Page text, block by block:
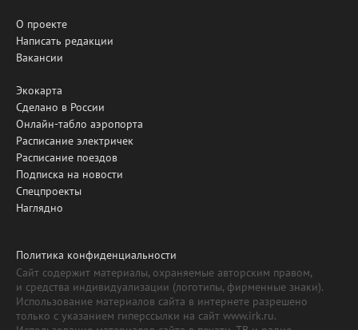
О проекте
Написать редакции
Вакансии
Экокарта
Сделано в России
Онлайн-табло аэропорта
Расписание электричек
Расписание поездов
Подписка на новости
Спецпроекты
Наглядно
Политика конфиденциальности
Сайт содержит материалы, охраняемые авторским правом,
и средства индивидуализации (логотипы, фирменные знаки).
Использование материалов сайта в интернете разрешено
только с указанием гиперссылки на сайт www.irk.ru.